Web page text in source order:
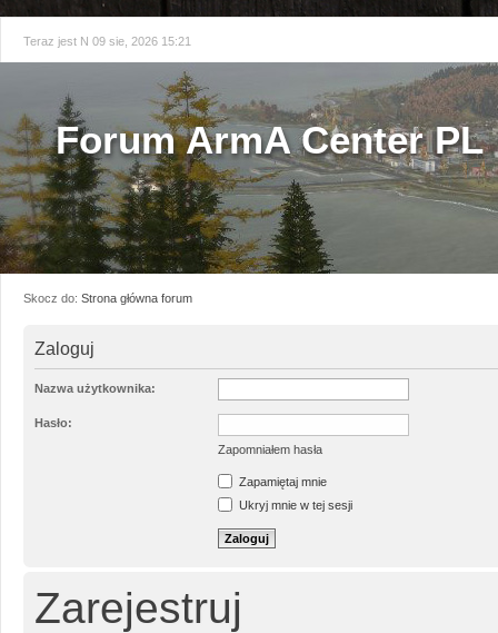
Teraz jest N 09 sie, 2026 15:21
Forum ArmA Center PL
Skocz do: Strona główna forum
Zaloguj
Nazwa użytkownika:
Hasło:
Zapomniałem hasła
Zapamiętaj mnie
Ukryj mnie w tej sesji
Zarejestruj